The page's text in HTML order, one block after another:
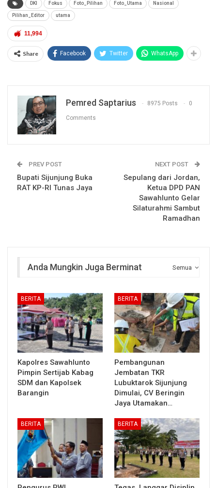
DKI Fokus Foto_Pilihan Foto_Utama Nasional
Pilihan_Editor utama
11,994
Share Facebook Twitter WhatsApp
Pemred Saptarius 8975 Posts 0
Comments
PREV POST
Bupati Sijunjung Buka
RAT KP-RI Tunas Jaya
NEXT POST
Sepulang dari Jordan,
Ketua DPD PAN
Sawahlunto Gelar
Silaturahmi Sambut
Ramadhan
Semua
Anda Mungkin Juga Berminat
BERITA
Kapolres Sawahlunto
Pimpin Sertijab Kabag
SDM dan Kapolsek
Barangin
BERITA
Pembangunan
Jembatan TKR
Lubuktarok Sijunjung
Dimulai, CV Beringin
Jaya Utamakan…
BERITA BERITA